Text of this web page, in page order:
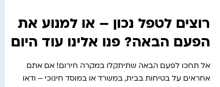
רוצים לטפל נכון – או למנוע את
הפעם הבאה? פנו אלינו עוד היום
אל תחכו לפעם הבאה שתיתקלו במקרה חירום! אם אתם
אחראים על בטיחות בבית, במשרד או במוסד חינוכי – ודאו